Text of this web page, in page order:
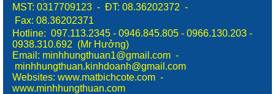
MST: 0317709123 - ĐT: 08.36202372 -
Fax: 08.36202371
Hotline: 097.113.2345 - 0946.845.805 - 0966.130.203 -
0938.310.692 (Mr Hưởng)
Email: minhhungthuan1@gmail.com -
minhhungthuan.kinhdoanh@gmail.com
Websites: www.matbichcote.com -
www.minhhungthuan.com